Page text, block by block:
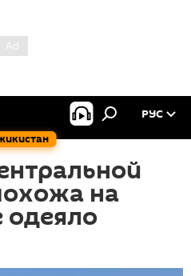
РУС
на
одеяло